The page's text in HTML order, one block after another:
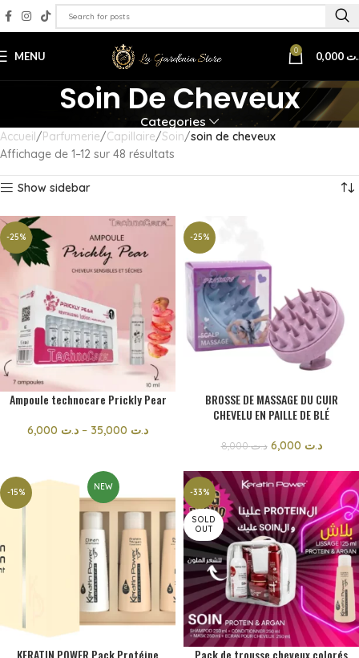
MENU 0
Soin De Cheveux
Categories
Accueil Parfumerie Capillaire Soin soin de cheveux
Affichage de 1–12 sur 48 résultats
Show sidebar
-25%
Ampoule technocare Prickly Pear
د.ت – د.ت
-25%
BROSSE DE MASSAGE DU CUIR
CHEVELU EN PAILLE DE BLÉ
د.ت8,000 د.ت
-15%
NEW
KERATIN POWER Pack Protéine
-33%
SOLD
OUT
Pack de trousse cheveux colorés